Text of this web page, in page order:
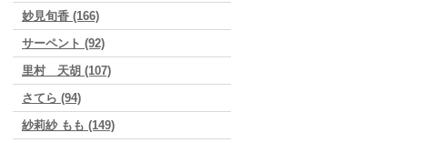
妙見旬香 (166)
サーペント (92)
里村 天胡 (107)
さてら (94)
紗莉紗 もも (149)